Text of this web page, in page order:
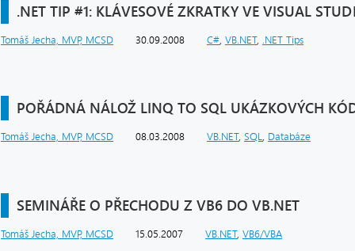
.NET TIP #1: KLÁVESOVÉ ZKRATKY VE VISUAL
Tomáš Jecha, MVP, MCSD 30.09.2008 C#, VB.NET, .NET Tips
POŘÁDNÁ NÁLOŽ LINQ TO SQL UKÁZKOVÝCH
Tomáš Jecha, MVP, MCSD 08.03.2008 VB.NET, SQL, Databáze
SEMINÁŘE O PŘECHODU Z VB6 DO VB.NET
Tomáš Jecha, MVP, MCSD 15.05.2007 VB.NET, VB6/VBA